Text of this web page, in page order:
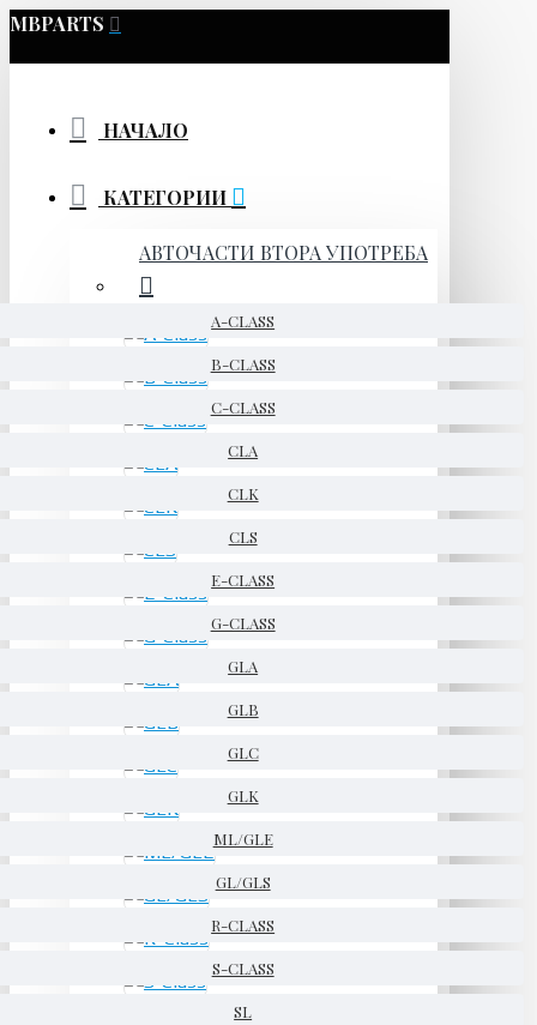
MBPARTS
НАЧАЛО
КАТЕГОРИИ
АВТОЧАСТИ ВТОРА УПОТРЕБА
A-CLASS
B-CLASS
C-CLASS
CLA
CLK
CLS
E-CLASS
G-CLASS
GLA
GLB
GLC
GLK
ML/GLE
GL/GLS
R-CLASS
S-CLASS
SL